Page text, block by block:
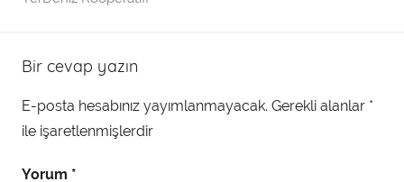
Bir cevap yazın
E-posta hesabınız yayımlanmayacak. Gerekli alanlar *
ile işaretlenmişlerdir
Yorum *